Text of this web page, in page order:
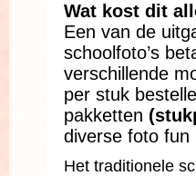
Wat kost dit
Een van de
schoolfoto’s
verschillende
per stuk
pakketten
diverse foto fun
Het traditionele